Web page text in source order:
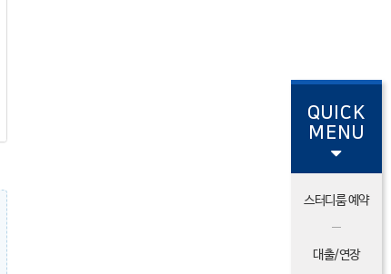
QUICK
MENU
스터디룸 예약
대출/연장